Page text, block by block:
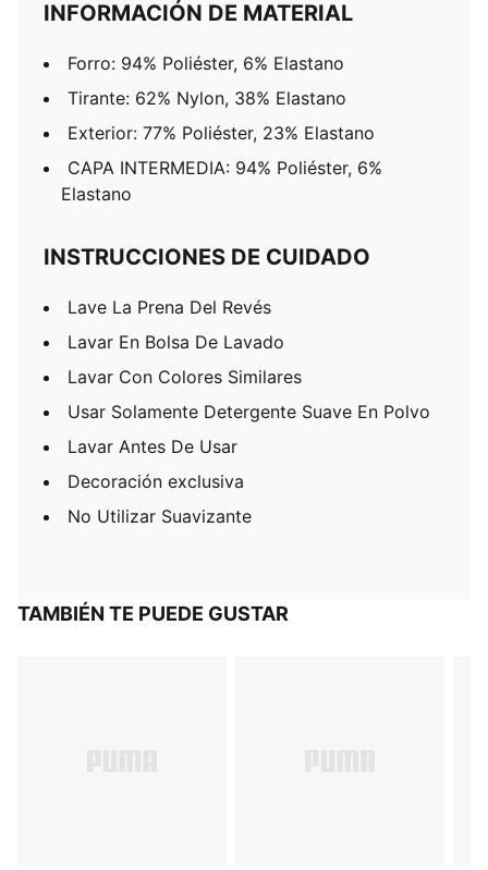
INFORMACIÓN DE MATERIAL
Forro: 94% Poliéster, 6% Elastano
Tirante: 62% Nylon, 38% Elastano
Exterior: 77% Poliéster, 23% Elastano
CAPA INTERMEDIA: 94% Poliéster, 6%
Elastano
INSTRUCCIONES DE CUIDADO
Lave La Prena Del Revés
Lavar En Bolsa De Lavado
Lavar Con Colores Similares
Usar Solamente Detergente Suave En Polvo
Lavar Antes De Usar
Decoración exclusiva
No Utilizar Suavizante
TAMBIÉN TE PUEDE GUSTAR